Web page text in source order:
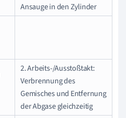
Ansauge in den Zylinder
2. Arbeits-/Ausstoßtakt:
Verbrennung des
Gemisches und Entfernung
der Abgase gleichzeitig